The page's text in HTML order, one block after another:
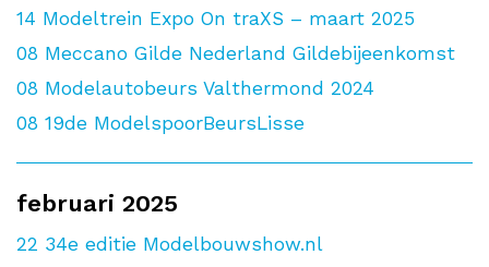
14 Modeltrein Expo On traXS – maart 2025
08 Meccano Gilde Nederland Gildebijeenkomst
08 Modelautobeurs Valthermond 2024
08 19de ModelspoorBeursLisse
februari 2025
22 34e editie Modelbouwshow.nl